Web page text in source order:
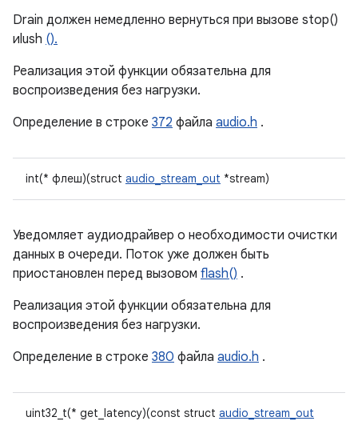
Drain должен немедленно вернуться при вызове stop()
иlush ().
Реализация этой функции обязательна для
воспроизведения без нагрузки.
Определение в строке 372 файла audio.h .
int(* флеш)(struct audio_stream_out *stream)
Уведомляет аудиодрайвер о необходимости очистки
данных в очереди. Поток уже должен быть
приостановлен перед вызовом flash() .
Реализация этой функции обязательна для
воспроизведения без нагрузки.
Определение в строке 380 файла audio.h .
uint32_t(* get_latency)(const struct audio_stream_out